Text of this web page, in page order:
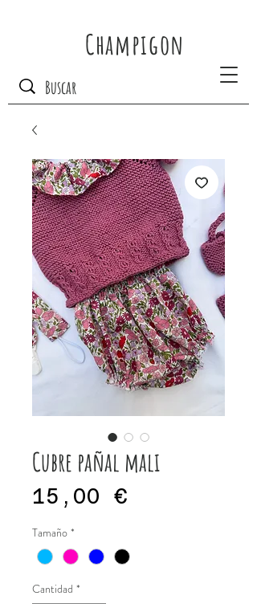
Champigon
Cubre pañal mali
15,00 €
Tamaño *
Cantidad *